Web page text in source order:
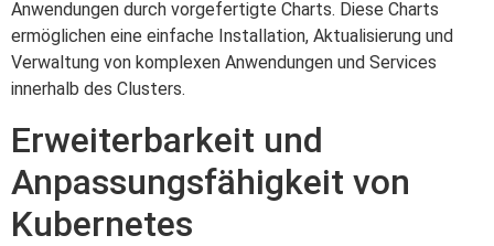
Anwendungen durch vorgefertigte Charts. Diese Charts
ermöglichen eine einfache Installation, Aktualisierung und
Verwaltung von komplexen Anwendungen und Services
innerhalb des Clusters.
Erweiterbarkeit und
Anpassungsfähigkeit von
Kubernetes